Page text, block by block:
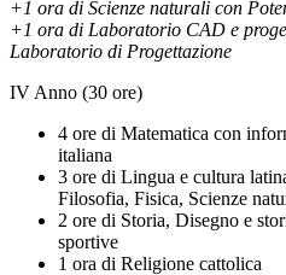
+1 ora di Scienze naturali con
+1 ora di Laboratorio CAD e
Laboratorio di Progettazione
IV Anno (30 ore)
4 ore di Matematica con
italiana
3 ore di Lingua e cultura
Filosofia, Fisica, Scienze
2 ore di Storia, Disegno e
sportive
1 ora di Religione cattolica